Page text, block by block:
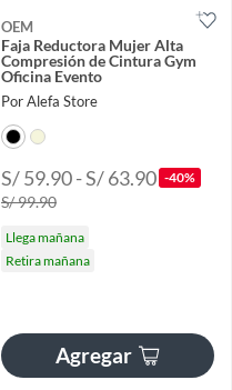
OEM
Faja Reductora Mujer Alta
Compresión de Cintura Gym
Oficina Evento
Por Alefa Store
S/ 59.90 - S/ 63.90 -40%
S/ 99.90
Llega mañana
Retira mañana
Agregar